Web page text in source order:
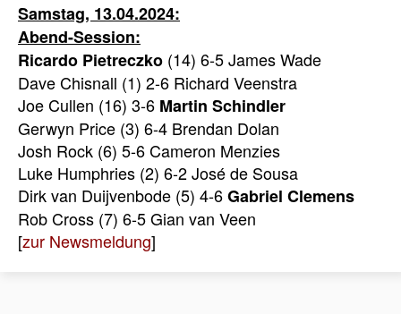
Samstag, 13.04.2024:
Abend-Session:
Ricardo Pietreczko (14) 6-5 James Wade
Dave Chisnall (1) 2-6 Richard Veenstra
Joe Cullen (16) 3-6 Martin Schindler
Gerwyn Price (3) 6-4 Brendan Dolan
Josh Rock (6) 5-6 Cameron Menzies
Luke Humphries (2) 6-2 José de Sousa
Dirk van Duijvenbode (5) 4-6Gabriel Clemens
Rob Cross (7) 6-5 Gian van Veen
[zur Newsmeldung]